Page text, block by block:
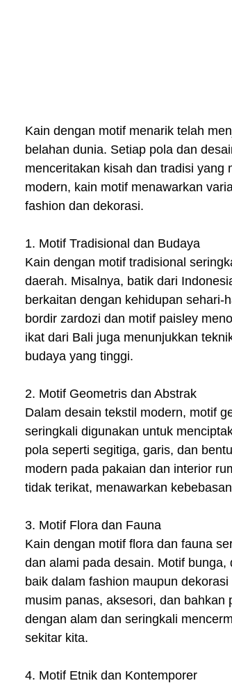
Kain dengan motif menarik telah
belahan dunia. Setiap pola dan
menceritakan kisah dan tradisi yang
modern, kain motif menawarkan
fashion dan dekorasi.
1. Motif Tradisional dan Budaya
Kain dengan motif tradisional
daerah. Misalnya, batik dari
berkaitan dengan kehidupan sehari-
bordir zardozi dan motif paisley
ikat dari Bali juga menunjukkan
budaya yang tinggi.
2. Motif Geometris dan Abstrak
Dalam desain tekstil modern, motif
seringkali digunakan untuk
pola seperti segitiga, garis, dan
modern pada pakaian dan interior
tidak terikat, menawarkan
3. Motif Flora dan Fauna
Kain dengan motif flora dan fauna
dan alami pada desain. Motif
baik dalam fashion maupun
musim panas, aksesori, dan
dengan alam dan seringkali
sekitar kita.
4. Motif Etnik dan Kontemporer